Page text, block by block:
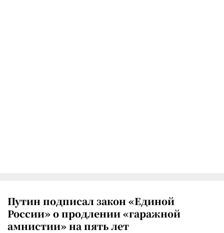
Путин подписал закон «Единой
России» о продлении «гаражной
амнистии» на пять лет